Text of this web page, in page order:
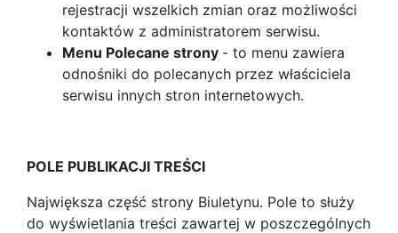
rejestracji wszelkich zmian oraz możliwości
kontaktów z administratorem serwisu.
Menu Polecane strony - to menu zawiera
odnośniki do polecanych przez właściciela
serwisu innych stron internetowych.
POLE PUBLIKACJI TREŚCI
Największa część strony Biuletynu. Pole to służy
do wyświetlania treści zawartej w poszczególnych